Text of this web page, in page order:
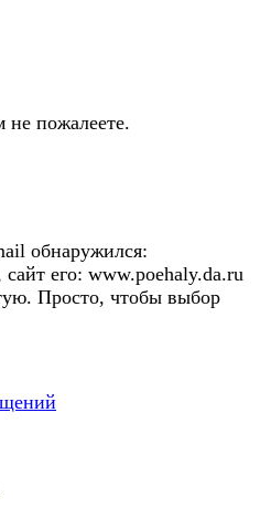
не пожалеете.
обнаружился:
его: www.poehaly.da.ru
Просто, чтобы выбор